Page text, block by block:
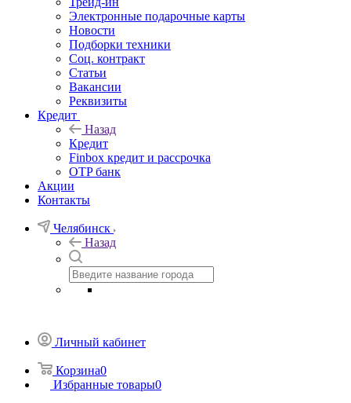
Электронные подарочные карты
Новости
Подборки техники
Соц. контракт
Статьи
Вакансии
Реквизиты
Кредит
Назад
Кредит
Finbox кредит и рассрочка
OTP банк
Акции
Контакты
Челябинск
Назад
Личный кабинет
Корзина0
Избранные товары0